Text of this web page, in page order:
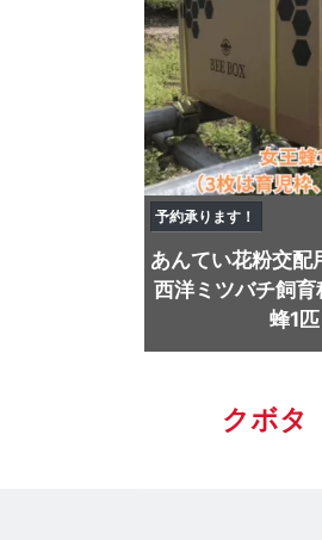
予約承ります！
あんてい花粉交配
西洋ミツバチ飼
蜂1
クボタ